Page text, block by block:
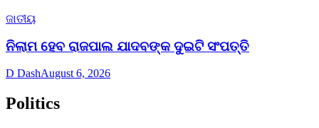
ଜାତୀୟ
ନିଲାମ ହେବ ରାଜପାଲ ଯାଦବଙ୍କ ଦୁଇଟି ସଂପତ୍ତି
D DashAugust 6, 2026
Politics